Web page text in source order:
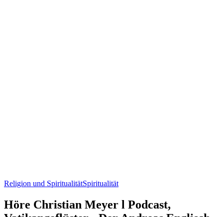
Religion und SpiritualitätSpiritualität
Höre Christian Meyer l Podcast,